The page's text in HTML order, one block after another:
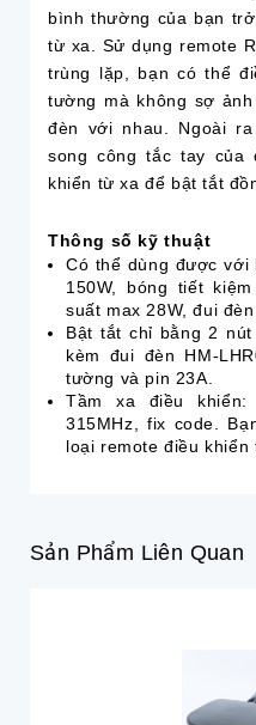
bình thường của bạn
từ xa. Sử dụng remote
trùng lặp, bạn có thể
tường mà không sợ
đèn với nhau. Ngoài
song công tắc tay của
khiển từ xa để bật tắt
Thông số kỹ thuật
Có thể dùng được với
150W, bóng tiết
suất max 28W, đui đèn
Bật tắt chỉ bằng 2
kèm đui đèn HM-
tường và pin 23A.
Tầm xa điều
315MHz, fix code.
loại remote điều
Sản Phẩm Liên Quan